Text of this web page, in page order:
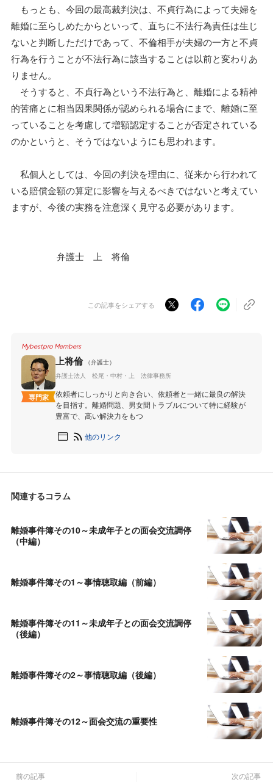
もっとも、今回の最高裁判決は、不貞行為によって夫婦を
離婚に至らしめたからといって、直ちに不法行為責任は生じ
ないと判断しただけであって、不倫相手が夫婦の一方と不貞
行為を行うことが不法行為に該当することは以前と変わりあ
りません。
そうすると、不貞行為という不法行為と、離婚による精神
的苦痛とに相当因果関係が認められる場合にまで、離婚に至
っていることを考慮して増額認定することが否定されている
のかというと、そうではないようにも思われます。
私個人としては、今回の判決を理由に、従来から行われて
いる賠償金額の算定に影響を与えるべきではないと考えてい
ますが、今後の実務を注意深く見守る必要があります。
弁護士 上 将倫
この記事をシェアする
Mybestpro Members
専門家
上将倫
（弁護士）
弁護士法人 松尾・中村・上 法律事務所
依頼者にしっかりと向き合い、依頼者と一緒に最良の解決
を目指す。離婚問題、男女間トラブルについて特に経験が
豊富で、高い解決力をもつ
他のリンク
関連するコラム
離婚事件簿その10～未成年子との面会交流調停
（中編）
離婚事件簿その1～事情聴取編（前編）
離婚事件簿その11～未成年子との面会交流調停
（後編）
離婚事件簿その2～事情聴取編（後編）
離婚事件簿その12～面会交流の重要性
前の記事 次の記事